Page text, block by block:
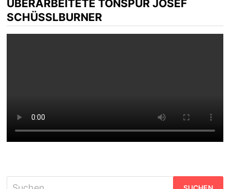
ÜBERARBEITETE TONSPUR JOSEF
SCHÜSSLBURNER
Suchen